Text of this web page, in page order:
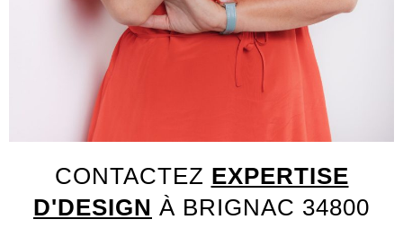
CONTACTEZ EXPERTISE
D'DESIGN À BRIGNAC 34800